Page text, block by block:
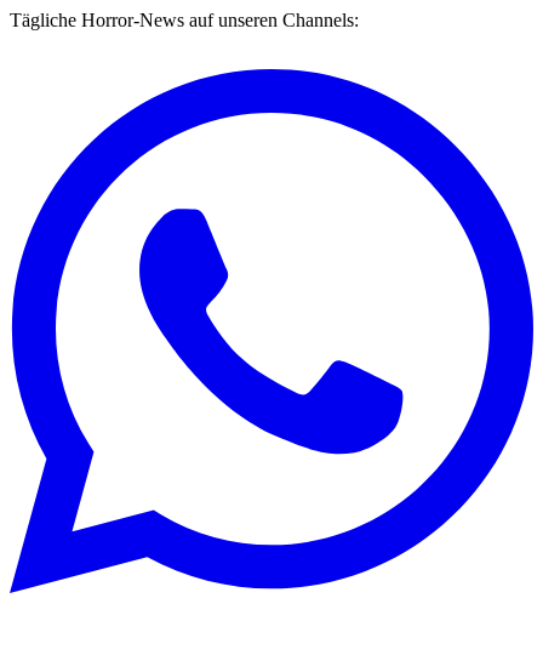
Tägliche Horror-News auf unseren Channels: